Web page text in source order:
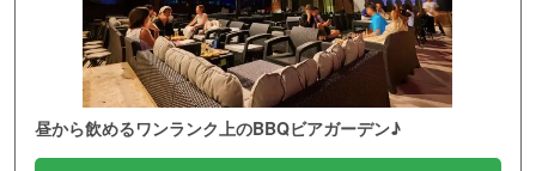
昼から飲めるワンランク上のBBQビアガーデン♪